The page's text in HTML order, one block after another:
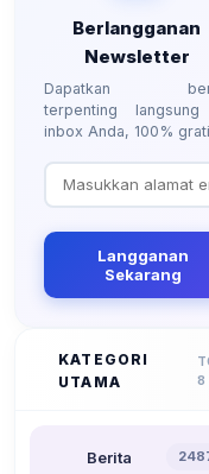
Berlangganan
Newsletter
Dapatkan
terpenting
inbox Anda, 100%
Langganan
Sekarang
KATEGORI
UTAMA
8
Berita